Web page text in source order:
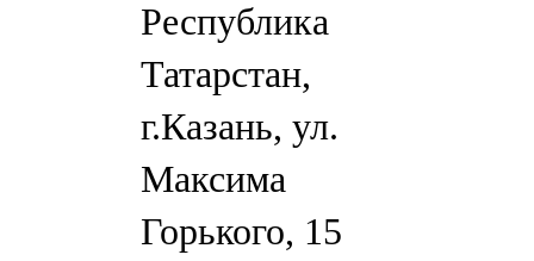
Республика
Татарстан,
г.Казань, ул.
Максима
Горького, 15